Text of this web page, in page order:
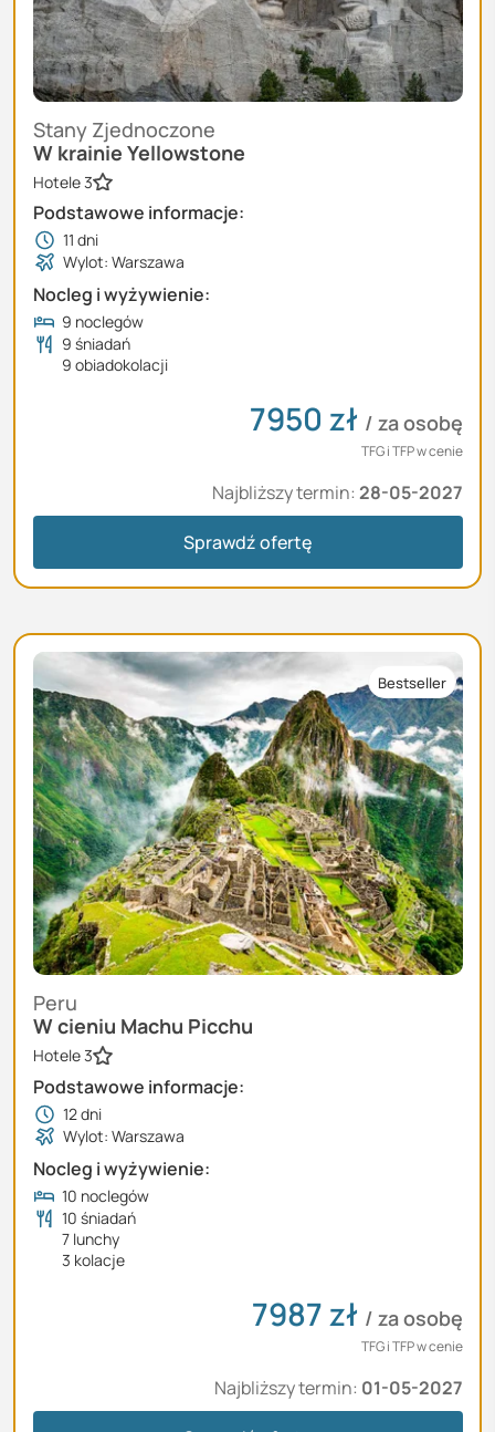
W krainie Yellowstone
Stany Zjednoczone
Hotele 3
Podstawowe informacje:
11 dni
Wylot: Warszawa
Nocleg i wyżywienie:
9 noclegów
9 śniadań
9 obiadokolacji
7950 zł / za osobę
TFG i TFP w cenie
Najbliższy termin: 28-05-2027
Sprawdź ofertę
Bestseller
W cieniu Machu Picchu
Peru
Hotele 3
Podstawowe informacje:
12dni
Wylot: Warszawa
Nocleg i wyżywienie:
10 noclegów
10 śniadań
7 lunchy
3 kolacje
7987zł / za osobę
TFG i TFP w cenie
Najbliższy termin: 01-05-2027